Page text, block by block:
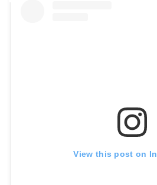
View this post on